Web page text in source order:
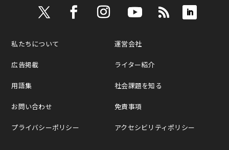
私たちについて
広告掲載
用語集
お問い合わせ
プライバシーポリシー
運営会社
ライター紹介
社会課題を知る
免責事項
アクセシビリティポリシー